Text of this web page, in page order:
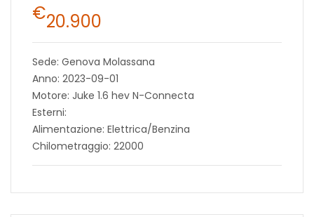
€20.900
Sede: Genova Molassana
Anno: 2023-09-01
Motore: Juke 1.6 hev N-Connecta
Esterni:
Alimentazione: Elettrica/Benzina
Chilometraggio: 22000